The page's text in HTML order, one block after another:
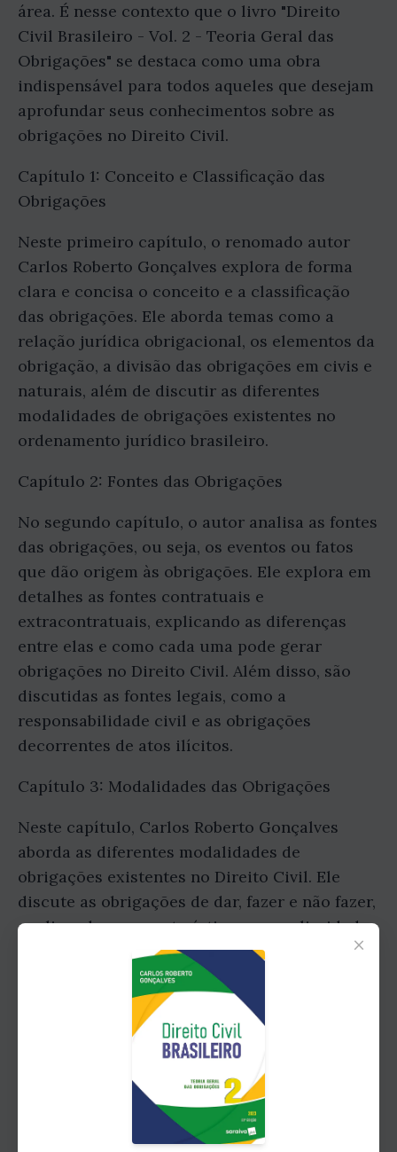
área. É nesse contexto que o livro "Direito
Civil Brasileiro - Vol. 2 - Teoria Geral das
Obrigações" se destaca como uma obra
indispensável para todos aqueles que desejam
aprofundar seus conhecimentos sobre as
obrigações no Direito Civil.
Capítulo 1: Conceito e Classificação das
Obrigações
Neste primeiro capítulo, o renomado autor
Carlos Roberto Gonçalves explora de forma
clara e concisa o conceito e a classificação
das obrigações. Ele aborda temas como a
relação jurídica obrigacional, os elementos da
obrigação, a divisão das obrigações em civis e
naturais, além de discutir as diferentes
modalidades de obrigações existentes no
ordenamento jurídico brasileiro.
Capítulo 2: Fontes das Obrigações
No segundo capítulo, o autor analisa as fontes
das obrigações, ou seja, os eventos ou fatos
que dão origem às obrigações. Ele explora em
detalhes as fontes contratuais e
extracontratuais, explicando as diferenças
entre elas e como cada uma pode gerar
obrigações no Direito Civil. Além disso, são
discutidas as fontes legais, como a
responsabilidade civil e as obrigações
decorrentes de atos ilícitos.
Capítulo 3: Modalidades das Obrigações
Neste capítulo, Carlos Roberto Gonçalves
aborda as diferentes modalidades de
obrigações existentes no Direito Civil. Ele
discute as obrigações de dar, fazer e não fazer,
explicando as características e peculiaridades
de cada uma delas. Além disso, o autor
também explora as obrigações alternativas,
facultativas e solidárias, fornecendo exemplos
práticos para facilitar a compreensão do
×